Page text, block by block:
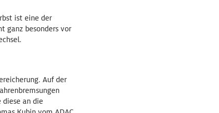
ist eine der
ganz besonders vor
Auf der
diese an die